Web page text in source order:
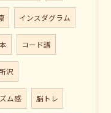
インスダグラム
コード譜
所沢
ム感 脳トレ